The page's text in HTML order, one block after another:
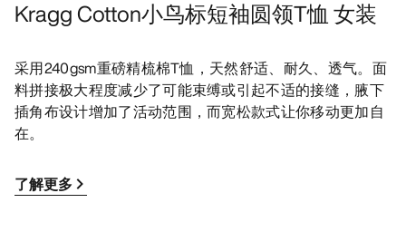
Kragg Cotton小鸟标短袖圆领T恤 女装
采用240gsm重磅精梳棉T恤，天然舒适、耐久、透气。面
料拼接极大程度减少了可能束缚或引起不适的接缝，腋下
插角布设计增加了活动范围，而宽松款式让你移动更加自
在。
了解更多